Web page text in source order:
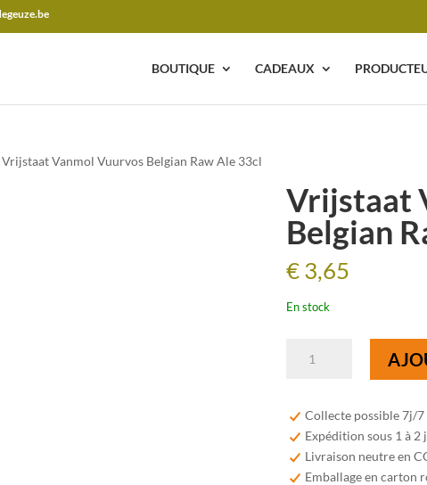
BOUTIQUE CADEAUX
Vanmol Vuurvos Belgian Raw Ale 33cl
Vrijstaat
Belgian
€3,65
En stock
Vanmol
Vuurvos
Belgian
Raw
Collecte possible 7j/7
Expédition sous 1 à 2
Livraison neutre en
Emballage en carton